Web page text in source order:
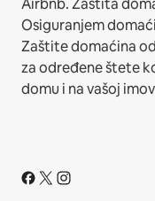
Airbnb. Zaštita
Osiguranjem
Zaštite domaćina
za određene štete
domu i na vašoj